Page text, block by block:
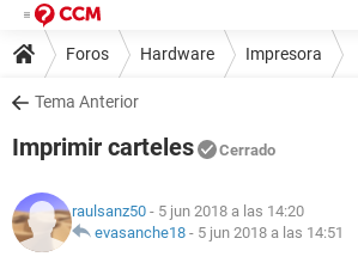
Foros Hardware Impresora
Tema Anterior
Imprimir carteles Cerrado
raulsanz50 - 5 jun 2018 a las 14:20
evasanche18 - 5 jun 2018 a las 14:51